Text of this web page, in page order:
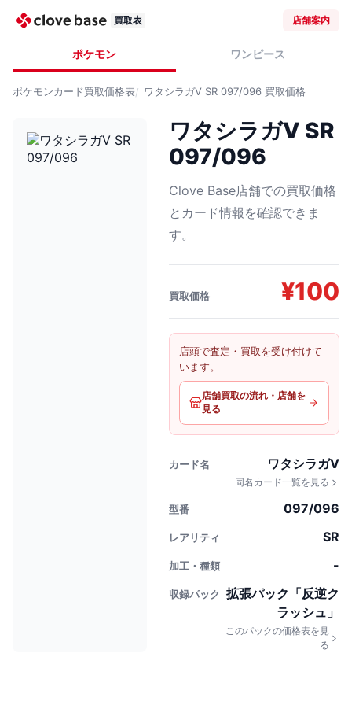
買取表 店舗案内
ポケモン ワンピース
ポケモンカード買取価格表 ワタシラガV SR 097/096 買取価格
ワタシラガV SR
097/096
Clove Base店舗での買取価格
とカード情報を確認できま
す。
買取価格 ¥100
店頭で査定・買取を受け付けて
います。
店舗買取の流れ・店舗を
見る
カード名 ワタシラガV
同名カード一覧を見る
型番 097/096
レアリティ SR
加工・種類 -
収録パック
拡張パック「反逆ク
ラッシュ」
このパックの価格表を見
る